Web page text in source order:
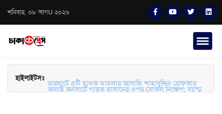
শনিবার, ০৮ আগU ২০২৬
হাইলাইটসঃ চারঘাটে ৫টি মাদক মামলার আসামি শাহাবুদ্দিন গ্রেফতার